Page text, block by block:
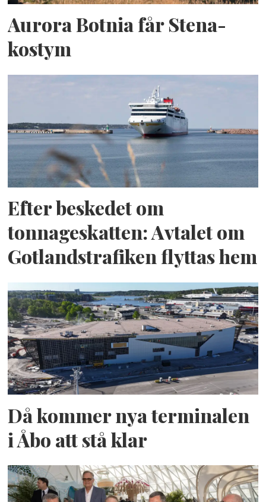
Aurora Botnia får Stena-
kostym
Efter beskedet om
tonnageskatten: Avtalet om
Gotlandstrafiken flyttas hem
Då kommer nya terminalen
i Åbo att stå klar